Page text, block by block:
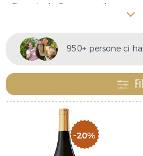
Francia, la Spagna e il nuovo
Oltre agli intramontabili
Merlot e il Cabernet,
Lagrein, lo Schiava, il Barolo
non mancano i rossi di
il Syrah. Dai vini da tavola
etichette rare per i momenti
giusto per ogni budget e ogni
950+ persone ci
-20%